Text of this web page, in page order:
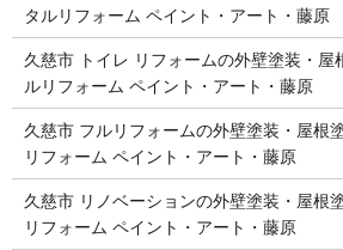
タルリフォーム ペイント・アート・藤原
久慈市 トイレ リフォームの外壁塗装・屋
ルリフォーム ペイント・アート・藤原
久慈市 フルリフォームの外壁塗装・屋根
リフォーム ペイント・アート・藤原
久慈市 リノベーションの外壁塗装・屋根
リフォーム ペイント・アート・藤原